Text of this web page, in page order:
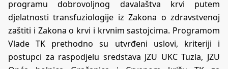
programu dobrovoljnog davalaštva krvi putem
djelatnosti transfuziologije iz Zakona o zdravstvenoj
zaštiti i Zakona o krvi i krvnim sastojcima. Programom
Vlade TK prethodno su utvrđeni uslovi, kriteriji i
postupci za raspodjelu sredstava JZU UKC Tuzla, JZU